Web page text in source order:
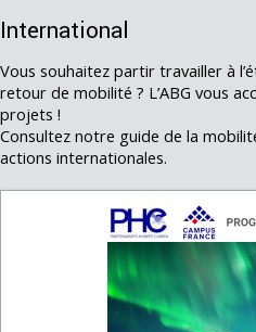
International
Vous souhaitez partir travailler à
retour de mobilité ? L’ABG vous
projets !
Consultez notre guide de la
actions internationales.